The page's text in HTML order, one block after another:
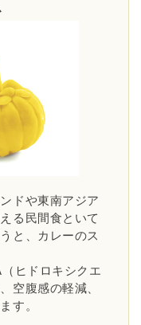
ドや東南アジア
る民間食といて
と、カレーのス
ヒドロキシクエ
空腹感の軽減、
す。